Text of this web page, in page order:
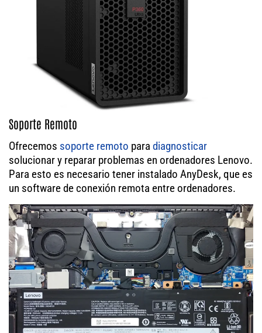
Soporte Remoto
Ofrecemos soporte remoto para diagnosticar
solucionar y reparar problemas en ordenadores Lenovo.
Para esto es necesario tener instalado AnyDesk, que es
un software de conexión remota entre ordenadores.